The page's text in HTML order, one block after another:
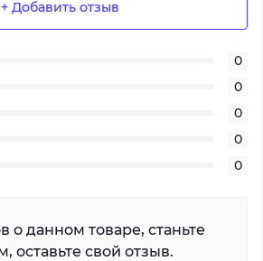
+ Добавить отзыв
0
0
0
0
0
о данном товаре, станьте
оставьте свой отзыв.